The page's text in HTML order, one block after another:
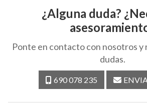
¿Alguna duda?
Ponte en contacto con nosotros y
dudas.
690 078 235